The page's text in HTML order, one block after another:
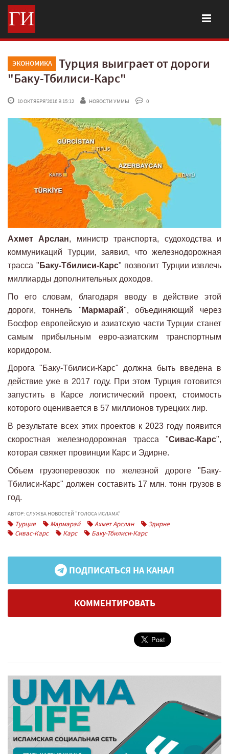
ЭКОНОМИКА
Турция выиграет от дороги
"Баку-Тбилиси-Карс"
10 ОКТЯБРЯ'2016 В 15:12 НОВОСТИ УММЫ 0
Ахмет Арслан, министр транспорта, судоходства и
коммуникаций Турции, заявил, что железнодорожная
трасса " Баку-Тбилиси-Карс" позволит Турции извлечь
миллиарды дополнительных доходов.
По его словам, благодаря вводу в действие этой
дороги, тоннель " Мармарай", объединяющий через
Босфор европейскую и азиатскую части Турции станет
самым прибыльным евро-азиатским транспортным
коридором.
Дорога "Баку-Тбилиси-Карс" должна быть введена в
действие уже в 2017 году. При этом Турция готовится
запустить в Карсе логистический проект, стоимость
которого оценивается в 57 миллионов турецких лир.
В результате всех этих проектов к 2023 году появится
скоростная железнодорожная трасса "Сивас-Карс",
которая свяжет провинции Карс и Эдирне.
Объем грузоперевозок по железной дороге "Баку-
Тбилиси-Карс" должен составить 17 млн. тонн грузов в
год.
АВТОР: СЛУЖБА НОВОСТЕЙ "ГОЛОСА ИСЛАМА"
Турция Мармарай Ахмет Арслан
Эдирне
Сивас-Карс
Карс Баку-Тбилиси-Карс
ПОДПИСАТЬСЯ НА КАНАЛ
КОММЕНТИРОВАТЬ